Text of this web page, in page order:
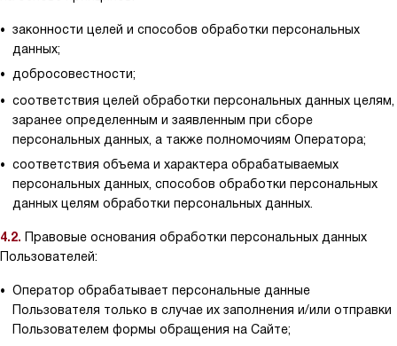
законности целей и способов обработки персональных
данных;
добросовестности;
соответствия целей обработки персональных данных целям,
заранее определенным и заявленным при сборе
персональных данных, а также полномочиям Оператора;
соответствия объема и характера обрабатываемых
персональных данных, способов обработки персональных
данных целям обработки персональных данных.
4.2. Правовые основания обработки персональных данных
Пользователей:
Оператор обрабатывает персональные данные
Пользователя только в случае их заполнения и/или отправки
Пользователем формы обращения на Сайте;